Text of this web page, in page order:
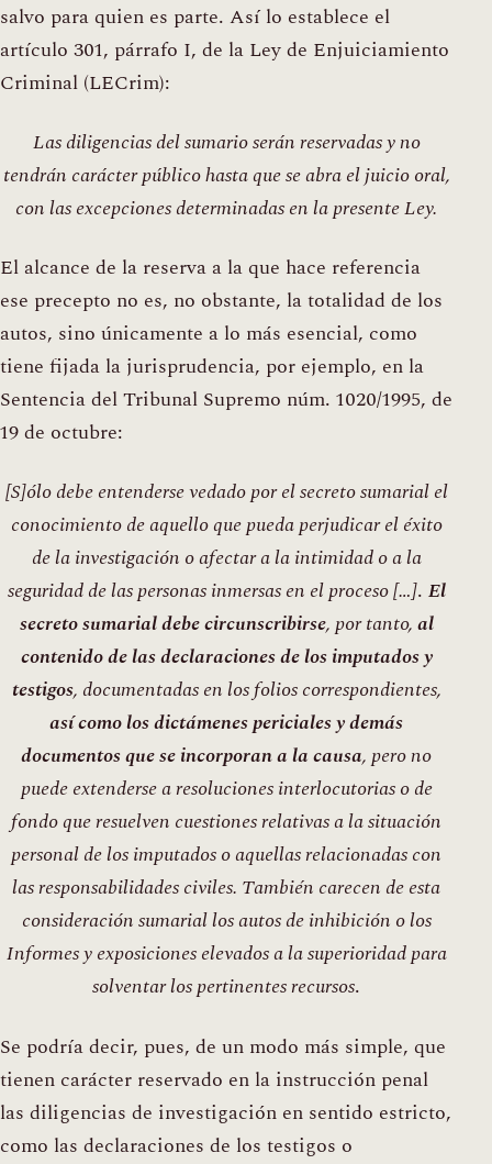
salvo para quien es parte. Así lo establece el
artículo 301, párrafo I, de la Ley de Enjuiciamiento
Criminal (LECrim):
Las diligencias del sumario serán reservadas y no
tendrán carácter público hasta que se abra el juicio oral,
con las excepciones determinadas en la presente Ley.
El alcance de la reserva a la que hace referencia
ese precepto no es, no obstante, la totalidad de los
autos, sino únicamente a lo más esencial, como
tiene fijada la jurisprudencia, por ejemplo, en la
Sentencia del Tribunal Supremo núm. 1020/1995, de
19 de octubre:
[S]ólo debe entenderse vedado por el secreto sumarial el
conocimiento de aquello que pueda perjudicar el éxito
de la investigación o afectar a la intimidad o a la
seguridad de las personas inmersas en el proceso […]. El
secreto sumarial debe circunscribirse, por tanto,al
contenido de las declaraciones de los imputados y
testigos, documentadas en los folios correspondientes,
así como los dictámenes periciales y demás
documentos que se incorporan a la causa, pero no
puede extenderse a resoluciones interlocutorias o de
fondo que resuelven cuestiones relativas a la situación
personal de los imputados o aquellas relacionadas con
las responsabilidades civiles. También carecen de esta
consideración sumarial los autos de inhibición o los
Informes y exposiciones elevados a la superioridad para
solventar los pertinentes recursos.
Se podría decir, pues, de un modo más simple, que
tienen carácter reservado en la instrucción penal
las diligencias de investigación en sentido estricto,
como las declaraciones de los testigos o